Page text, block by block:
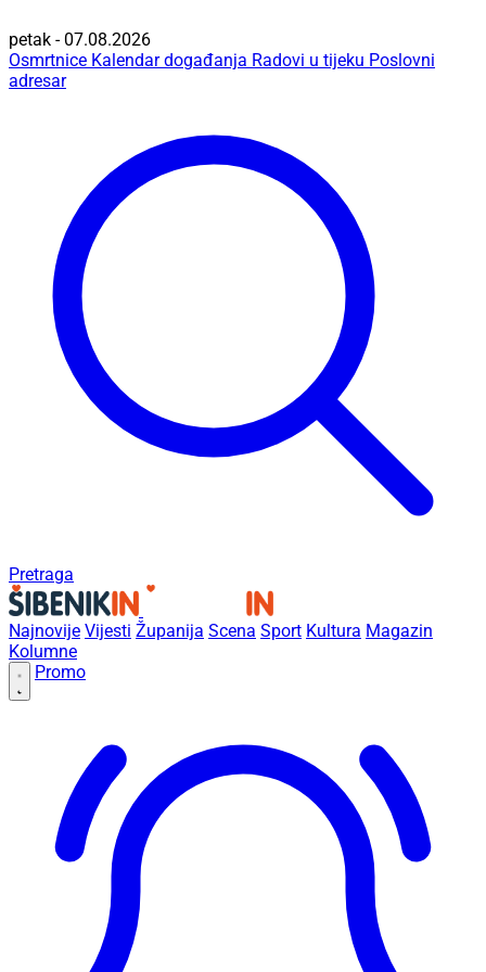
petak - 07.08.2026
Osmrtnice Kalendar događanja Radovi u tijeku Poslovni
adresar
Pretraga
Najnovije Vijesti Županija Scena Sport Kultura Magazin
Kolumne
Promo